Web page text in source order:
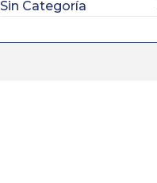
Sin Categoría